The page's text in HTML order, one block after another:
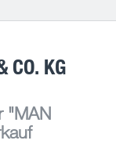
CO. KG
"MAN